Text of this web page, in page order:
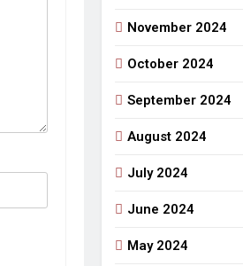
November 2024
October 2024
September 2024
August 2024
July 2024
June 2024
May 2024